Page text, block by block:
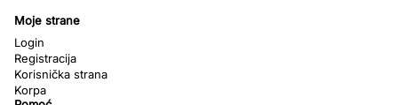
Moje strane
Login
Registracija
Korisnička strana
Korpa